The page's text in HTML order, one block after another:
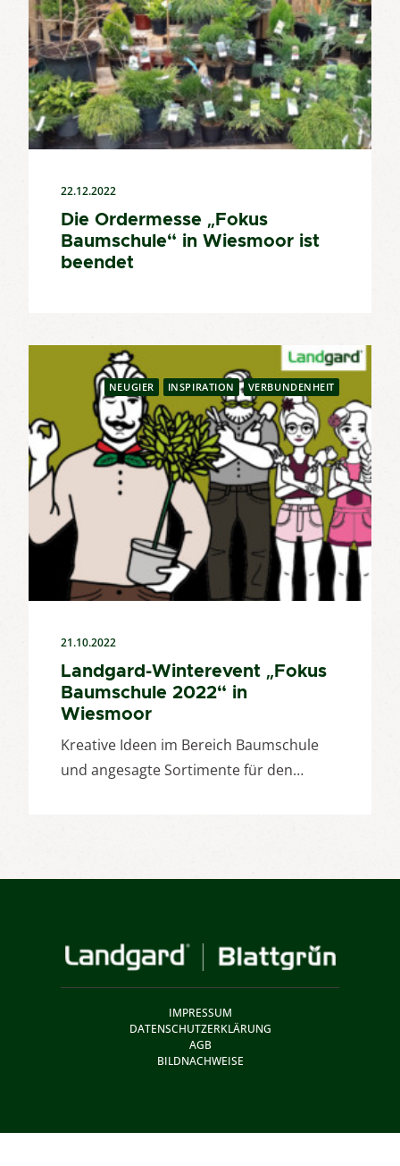
22.12.2022
Die Ordermesse „Fokus
Baumschule“ in Wiesmoor ist
beendet
NEUGIER INSPIRATION VERBUNDENHEIT
21.10.2022
Landgard-Winterevent „Fokus
Baumschule 2022“ in
Wiesmoor
Kreative Ideen im Bereich Baumschule
und angesagte Sortimente für den…
IMPRESSUM
DATENSCHUTZERKLÄRUNG
AGB
BILDNACHWEISE